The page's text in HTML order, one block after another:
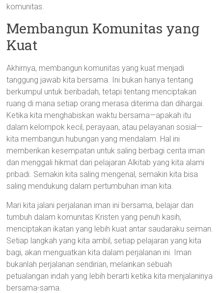
komunitas.
Membangun Komunitas yang
Kuat
Akhirnya, membangun komunitas yang kuat menjadi
tanggung jawab kita bersama. Ini bukan hanya tentang
berkumpul untuk beribadah, tetapi tentang menciptakan
ruang di mana setiap orang merasa diterima dan dihargai.
Ketika kita menghabiskan waktu bersama—apakah itu
dalam kelompok kecil, perayaan, atau pelayanan sosial—
kita membangun hubungan yang mendalam. Hal ini
memberikan kesempatan untuk saling berbagi cerita iman
dan menggali hikmat dari pelajaran Alkitab yang kita alami
pribadi. Semakin kita saling mengenal, semakin kita bisa
saling mendukung dalam pertumbuhan iman kita.
Mari kita jalani perjalanan iman ini bersama, belajar dan
tumbuh dalam komunitas Kristen yang penuh kasih,
menciptakan ikatan yang lebih kuat antar saudaraku seiman.
Setiap langkah yang kita ambil, setiap pelajaran yang kita
bagi, akan menguatkan kita dalam perjalanan ini. Iman
bukanlah perjalanan sendirian, melainkan sebuah
petualangan indah yang lebih berarti ketika kita menjalaninya
bersama-sama.